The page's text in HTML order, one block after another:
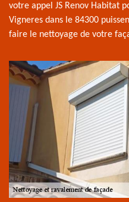
votre appel JS Renov Habitat
Vigneres dans le 84300
faire le nettoyage de votre